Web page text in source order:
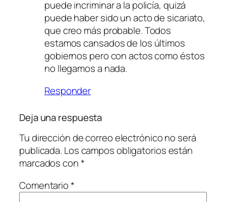
puede incriminar a la policía, quizá
puede haber sido un acto de sicariato,
que creo más probable. Todos
estamos cansados de los últimos
gobiernos pero con actos como éstos
no llegamos a nada.
Responder
Deja una respuesta
Tu dirección de correo electrónico no será
publicada. Los campos obligatorios están
marcados con*
Comentario*